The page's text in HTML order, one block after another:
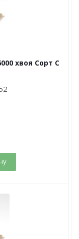
хвоя Сорт С